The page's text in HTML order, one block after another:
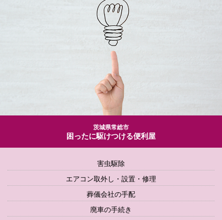
茨城県常総市
困ったに駆けつける便利屋
害虫駆除
エアコン取外し・設置・修理
葬儀会社の手配
廃車の手続き